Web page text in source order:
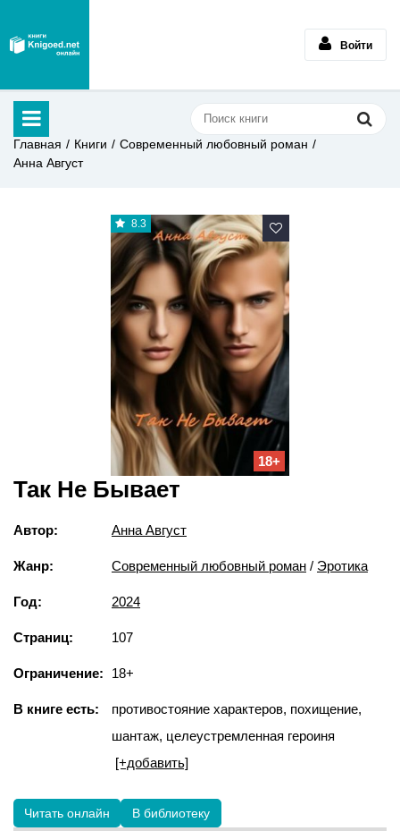
Войти
Главная Книги
Современный любовный роман
Анна Август
8.3
18+
Так Не Бывает
Автор: Анна Август
Жанр: Современный любовный роман / Эротика
Год: 2024
Страниц: 107
Ограничение: 18+
В книге есть:
противостояние характеров, похищение,
шантаж, целеустремленная героиня
[+добавить]
Читать онлайн В библиотеку